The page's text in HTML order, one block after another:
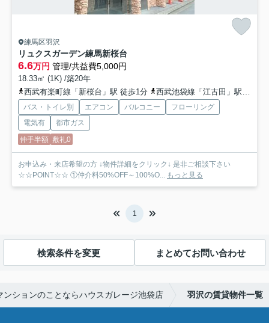
練馬区羽沢
リュクスガーデン練馬新桜台
6.6万円 管理/共益費5,000円
18.33㎡ (1K) /築20年
西武有楽町線「新桜台」駅 徒歩1分
西武池袋線「江古田」駅 徒歩7分
バス・トイレ別 エアコン バルコニー
フローリング
電気有
都市ガス
仲手半額 敷礼0
お申込み・来店希望の方 ↓物件詳細をクリック↓ 是非ご相談下さい
☆☆POINT☆☆ ①仲介料50%OFF～100%O... もっと見る
1
検索条件を変更 まとめてお問い合わせ
ンションのことならハウスガレージ池袋店 羽沢の賃貸物件一覧